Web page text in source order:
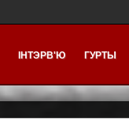
ІНТЭРВ'Ю ГУРТЫ